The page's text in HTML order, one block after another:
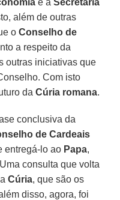
além de outras
oConselho de
a respeito da
outras iniciativas que
Com isto
daCúria romana.
conclusiva da
de Cardeais
entregá-lo ao Papa,
consulta que volta
Cúria, que são os
disso, agora, foi